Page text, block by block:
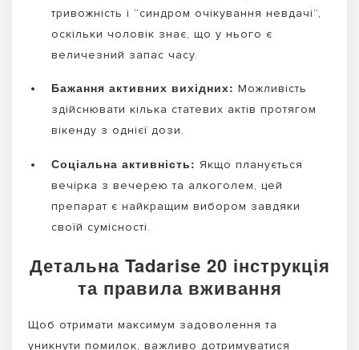
тривожність і “синдром очікування невдачі”,
оскільки чоловік знає, що у нього є
величезний запас часу.
Бажання активних вихідних: Можливість
здійснювати кілька статевих актів протягом
вікенду з однієї дози.
Соціальна активність: Якщо планується
вечірка з вечерею та алкоголем, цей
препарат є найкращим вибором завдяки
своїй сумісності.
Детальна Tadarise 20 інструкція
та правила вживання
Щоб отримати максимум задоволення та
уникнути помилок, важливо дотримуватися